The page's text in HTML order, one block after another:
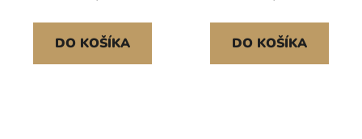
odolnost proti
extrémnímu počasí
DO KOŠÍKA
SUV, obytné vozy a
nákladní vozy
DO KOŠÍKA